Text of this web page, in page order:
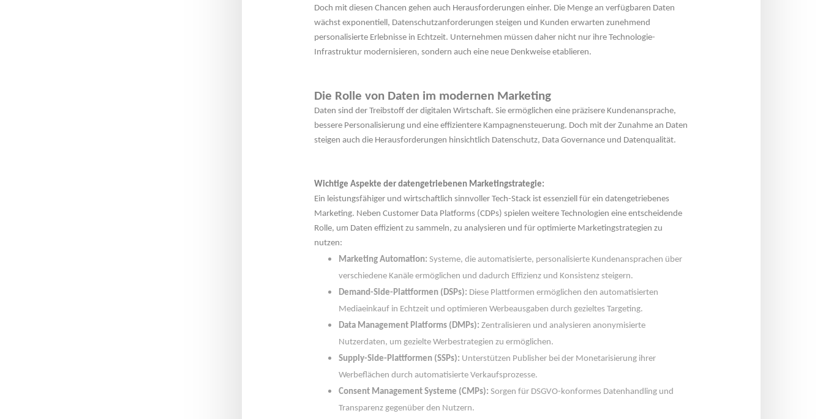
Doch mit diesen Chancen gehen auch Herausforderungen einher. Die Menge an verfügbaren Daten
wächst exponentiell, Datenschutzanforderungen steigen und Kunden erwarten zunehmend
personalisierte Erlebnisse in Echtzeit. Unternehmen müssen daher nicht nur ihre Technologie-
Infrastruktur modernisieren, sondern auch eine neue Denkweise etablieren.
Die Rolle von Daten im modernen Marketing
Daten sind der Treibstoff der digitalen Wirtschaft. Sie ermöglichen eine präzisere Kundenansprache,
bessere Personalisierung und eine effizientere Kampagnensteuerung. Doch mit der Zunahme an Daten
teigen auch die Herausforderungen hinsichtlich Datenschutz, Data Governance und Datenqualität.
Wichtige Aspekte der datengetriebenen Marketingstrategie:
Ein leistungsfähiger und wirtschaftlich sinnvoller Tech-Stack ist essenziell für ein datengetriebenes
Marketing. Neben Customer Data Platforms (CDPs) spielen weitere Technologien eine entscheidende
Rolle, um Daten effizient zu sammeln, zu analysieren und für optimierte Marketingstrategien zu
nutzen:
Marketing Automation: Systeme, die automatisierte, personalisierte Kundenansprachen über
verschiedene Kanäle ermöglichen und dadurch Effizienz und Konsistenz steigern.
Demand-Side-Plattformen (DSPs): Diese Plattformen ermöglichen den automatisierten
Mediaeinkauf in Echtzeit und optimieren Werbeausgaben durch gezieltes Targeting.
Data Management Platforms (DMPs): Zentralisieren und analysieren anonymisierte
Nutzerdaten, um gezielte Werbestrategien zu ermöglichen.
Supply-Side-Plattformen (SSPs): Unterstützen Publisher bei der Monetarisierung ihrer
Werbeflächen durch automatisierte Verkaufsprozesse.
Consent Management Systeme (CMPs): Sorgen für DSGVO-konformes Datenhandling und
Transparenz gegenüber den Nutzern.